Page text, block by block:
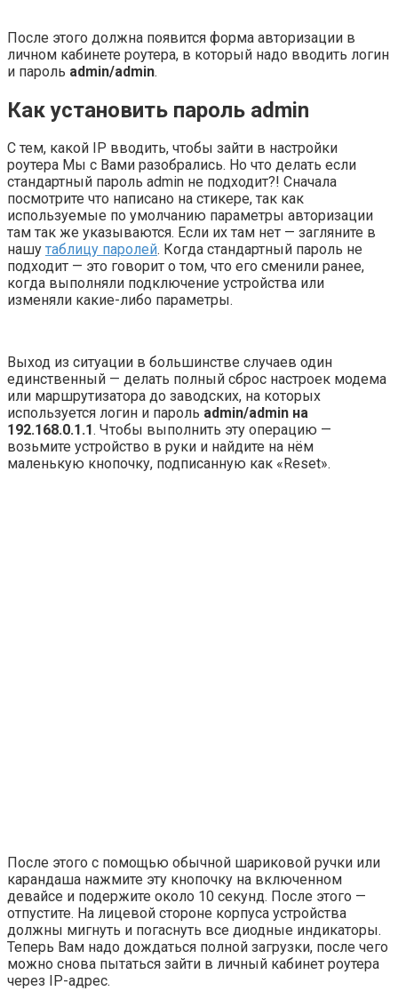
После этого должна появится форма авторизации в
личном кабинете роутера, в который надо вводить логин
и пароль admin/admin.
Как установить пароль admin
С тем, какой IP вводить, чтобы зайти в настройки
роутера Мы с Вами разобрались. Но что делать если
стандартный пароль admin не подходит?! Сначала
посмотрите что написано на стикере, так как
используемые по умолчанию параметры авторизации
там так же указываются. Если их там нет — загляните в
нашу таблицу паролей. Когда стандартный пароль не
подходит — это говорит о том, что его сменили ранее,
когда выполняли подключение устройства или
изменяли какие-либо параметры.
Выход из ситуации в большинстве случаев один
единственный — делать полный сброс настроек модема
или маршрутизатора до заводских, на которых
используется логин и пароль admin/admin на
192.168.0.1.1. Чтобы выполнить эту операцию —
возьмите устройство в руки и найдите на нём
маленькую кнопочку, подписанную как «Reset».
После этого с помощью обычной шариковой ручки или
карандаша нажмите эту кнопочку на включенном
девайсе и подержите около 10 секунд. После этого —
отпустите. На лицевой стороне корпуса устройства
должны мигнуть и погаснуть все диодные индикаторы.
Теперь Вам надо дождаться полной загрузки, после чего
можно снова пытаться зайти в личный кабинет роутера
через IP-адрес.